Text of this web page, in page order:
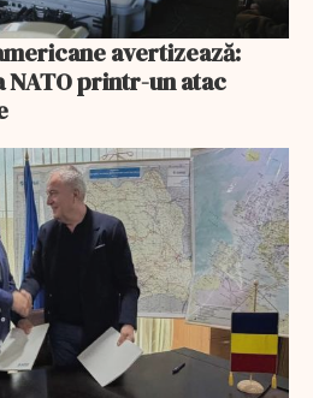
avertizează:
NATO printr-un atac